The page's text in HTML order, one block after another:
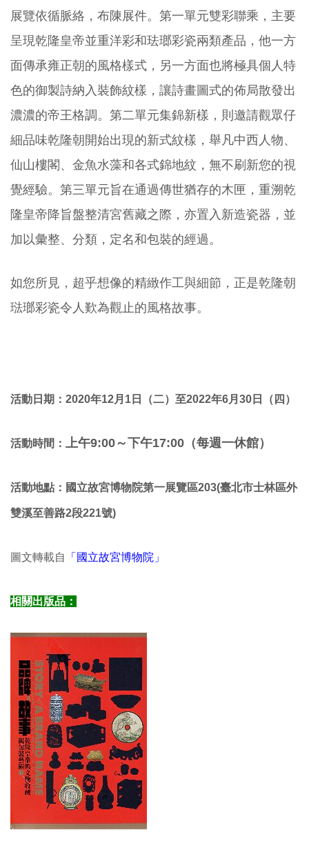
展覽依循脈絡，布陳展件。第一單元雙彩聯乘，主要
呈現乾隆皇帝並重洋彩和珐瑯彩瓷兩類產品，他一方
面傳承雍正朝的風格樣式，另一方面也將極具個人特
色的御製詩納入裝飾紋樣，讓詩畫圖式的佈局散發出
濃濃的帝王格調。第二單元集錦新樣，則邀請觀眾仔
細品味乾隆朝開始出現的新式紋樣，舉凡中西人物、
仙山樓閣、金魚水藻和各式錦地紋，無不刷新您的視
覺經驗。第三單元旨在通過傳世猶存的木匣，重溯乾
隆皇帝降旨盤整清宮舊藏之際，亦置入新造瓷器，並
加以彙整、分類，定名和包裝的經過。
如您所見，超乎想像的精緻作工與細節，正是乾隆朝
琺瑯彩瓷令人歎為觀止的風格故事。
活動日期：2020年12月1日（二）至2022年6月30日（四）
活動時間： 上午9:00～下午17:00（每週一休館）
活動地點： 國立故宮博物院第一展覽區203(臺北市士林區外
雙溪至善路2段221號)
圖文轉載自 「國立故宮博物院」
相關出版品：